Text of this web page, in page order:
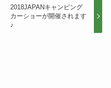
2018JAPANキャンピング
カーショーが開催されます
♪